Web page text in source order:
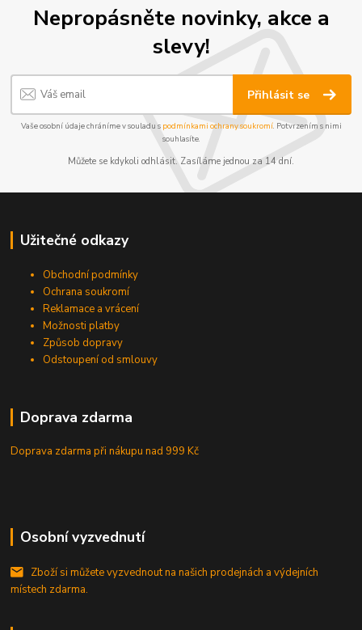
Nepropásněte novinky, akce a
slevy!
Přihlásit se
Vaše osobní údaje chráníme v souladu s podmínkami ochrany soukromí. Potvrzením s nimi
souhlasíte.
Můžete se kdykoli odhlásit. Zasíláme jednou za 14 dní.
Užitečné odkazy
Obchodní podmínky
Ochrana soukromí
Reklamace a vrácení
Možnosti platby
Způsob dopravy
Odstoupení od smlouvy
Doprava zdarma
Doprava zdarma při nákupunad 999 Kč
Osobní vyzvednutí
Zboží si můžete vyzvednout na našich prodejnách a výdejních
místech zdarma.